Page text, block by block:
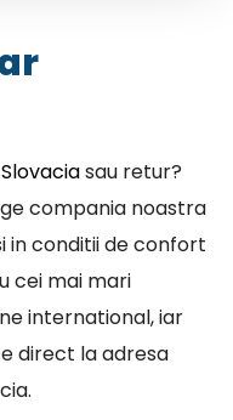
sau retur?
compania noastra
in conditii de confort
cei mai mari
international, iar
direct la adresa